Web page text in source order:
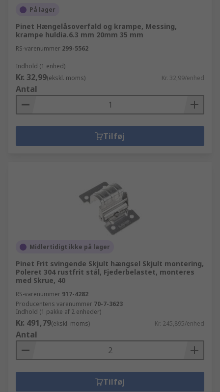
På lager
Pinet Hængelåsoverfald og krampe, Messing,
krampe huldia.6.3 mm 20mm 35 mm
RS-varenummer 299-5562
Indhold (1 enhed)
Kr. 32,99(ekskl. moms) Kr. 32,99/enhed
Antal
Tilføj
Midlertidigt ikke på lager
Pinet Frit svingende Skjult hængsel Skjult montering,
Poleret 304 rustfrit stål, Fjederbelastet, monteres
med Skrue, 40
RS-varenummer 917-4282
Producentens varenummer 70-7-3623
Indhold (1 pakke af 2 enheder)
Kr. 491,79(ekskl. moms) Kr. 245,895/enhed
Antal
Tilføj